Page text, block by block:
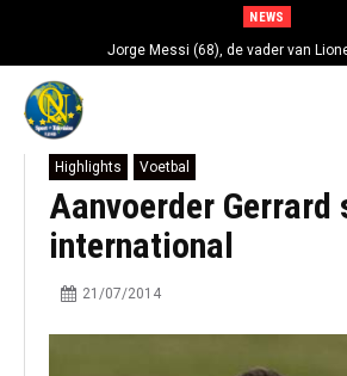
NEWS
Jorge Messi (68), de vader van
Highlights Voetbal
Aanvoerder
international
21/07/2014